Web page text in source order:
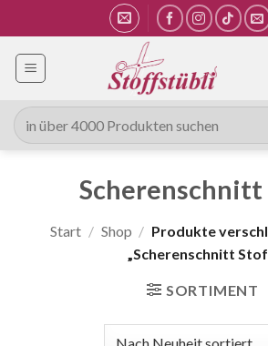
Inhalt
springen
Suche
nach:
Start / Shop / Produkte
„Scherenschnitt
SORTIMENT